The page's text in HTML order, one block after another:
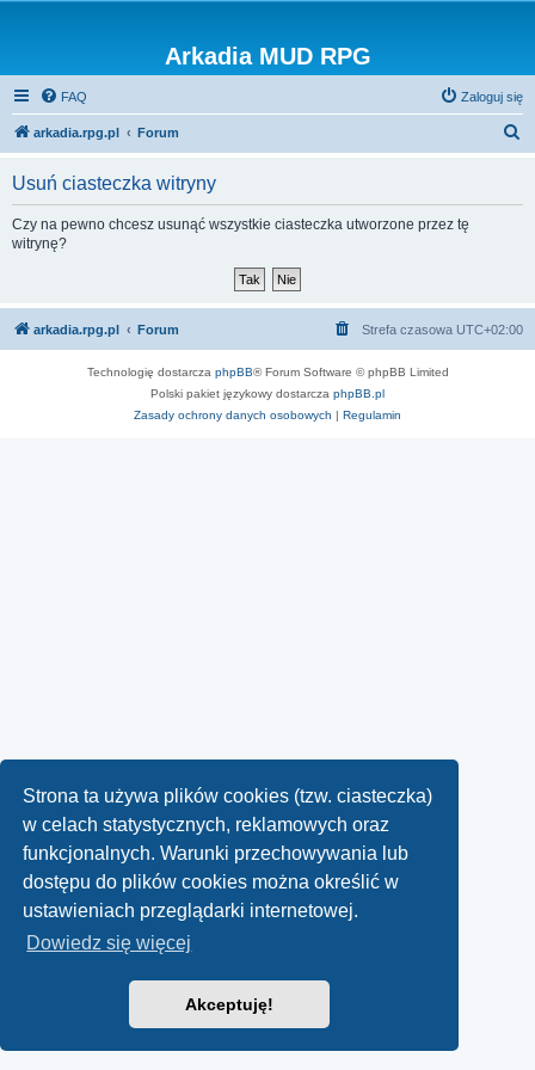
Strona ta używa plików cookies (tzw. ciasteczka)
w celach statystycznych, reklamowych oraz
funkcjonalnych. Warunki przechowywania lub
dostępu do plików cookies można określić w
ustawieniach przeglądarki internetowej.
Dowiedz się więcej
Akceptuję!
Arkadia MUD RPG
FAQ Zaloguj się
arkadia.rpg.pl Forum
Usuń ciasteczka witryny
Czy na pewno chcesz usunąć wszystkie ciasteczka utworzone przez tę
witrynę?
arkadia.rpg.pl Forum Strefa czasowa UTC+02:00
Technologię dostarcza phpBB® Forum Software © phpBB Limited
Polski pakiet językowy dostarcza phpBB.pl
Zasady ochrony danych osobowych | Regulamin